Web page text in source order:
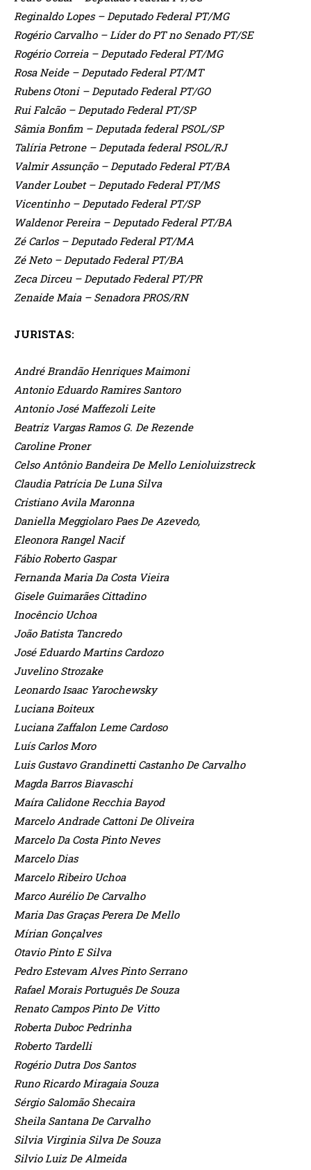
Reginaldo Lopes – Deputado Federal PT/MG
Rogério Carvalho – Líder do PT no Senado PT/SE
Rogério Correia – Deputado Federal PT/MG
Rosa Neide – Deputado Federal PT/MT
Rubens Otoni – Deputado Federal PT/GO
Rui Falcão – Deputado Federal PT/SP
Sâmia Bonfim – Deputada federal PSOL/SP
Talíria Petrone – Deputada federal PSOL/RJ
Valmir Assunção – Deputado Federal PT/BA
Vander Loubet – Deputado Federal PT/MS
Vicentinho – Deputado Federal PT/SP
Waldenor Pereira – Deputado Federal PT/BA
Zé Carlos – Deputado Federal PT/MA
Zé Neto – Deputado Federal PT/BA
Zeca Dirceu – Deputado Federal PT/PR
Zenaide Maia – Senadora PROS/RN
JURISTAS:
André Brandão Henriques Maimoni
Antonio Eduardo Ramires Santoro
Antonio José Maffezoli Leite
Beatriz Vargas Ramos G. De Rezende
Caroline Proner
Celso Antônio Bandeira De Mello Lenioluizstreck
Claudia Patrícia De Luna Silva
Cristiano Avila Maronna
Daniella Meggiolaro Paes De Azevedo,
Eleonora Rangel Nacif
Fábio Roberto Gaspar
Fernanda Maria Da Costa Vieira
Gisele Guimarães Cittadino
Inocêncio Uchoa
João Batista Tancredo
José Eduardo Martins Cardozo
Juvelino Strozake
Leonardo Isaac Yarochewsky
Luciana Boiteux
Luciana Zaffalon Leme Cardoso
Luís Carlos Moro
Luis Gustavo Grandinetti Castanho De Carvalho
Magda Barros Biavaschi
Maíra Calidone Recchia Bayod
Marcelo Andrade Cattoni De Oliveira
Marcelo Da Costa Pinto Neves
Marcelo Dias
Marcelo Ribeiro Uchoa
Marco Aurélio De Carvalho
Maria Das Graças Perera De Mello
Mírian Gonçalves
Otavio Pinto E Silva
Pedro Estevam Alves Pinto Serrano
Rafael Morais Português De Souza
Renato Campos Pinto De Vitto
Roberta Duboc Pedrinha
Roberto Tardelli
Rogério Dutra Dos Santos
Runo Ricardo Miragaia Souza
Sérgio Salomão Shecaira
Sheila Santana De Carvalho
Silvia Virginia Silva De Souza
Silvio Luiz De Almeida